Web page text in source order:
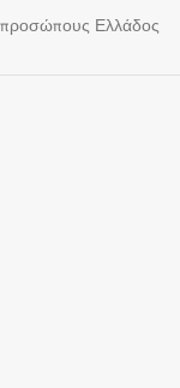
Ελλάδος